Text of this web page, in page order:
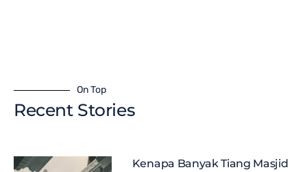
On Top
Recent Stories
Kenapa Banyak Tiang Masjid